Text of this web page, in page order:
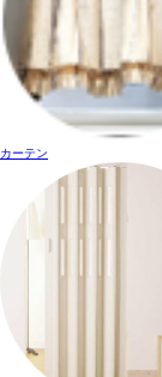
カーテン